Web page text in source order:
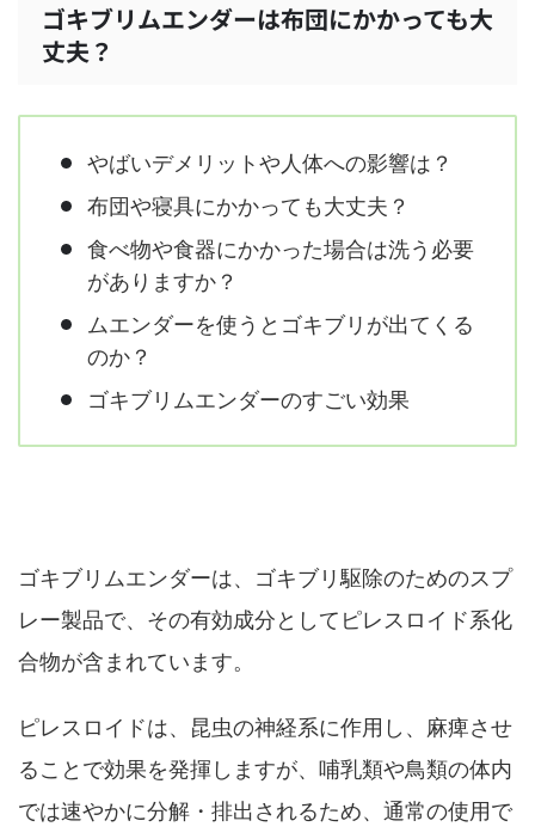
ゴキブリムエンダーは布団にかかっても大
丈夫？
やばいデメリットや人体への影響は？
布団や寝具にかかっても大丈夫？
食べ物や食器にかかった場合は洗う必要
がありますか？
ムエンダーを使うとゴキブリが出てくる
のか？
ゴキブリムエンダーのすごい効果
ゴキブリムエンダーは、ゴキブリ駆除のためのスプ
レー製品で、その有効成分としてピレスロイド系化
合物が含まれています。
ピレスロイドは、昆虫の神経系に作用し、麻痺させ
ることで効果を発揮しますが、哺乳類や鳥類の体内
では速やかに分解・排出されるため、通常の使用で